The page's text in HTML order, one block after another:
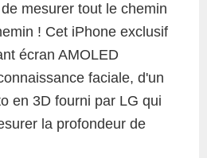
mesurer tout le chemin
! Cet iPhone exclusif
écran AMOLED
faciale, d'un
en 3D fourni par LG qui
la profondeur de